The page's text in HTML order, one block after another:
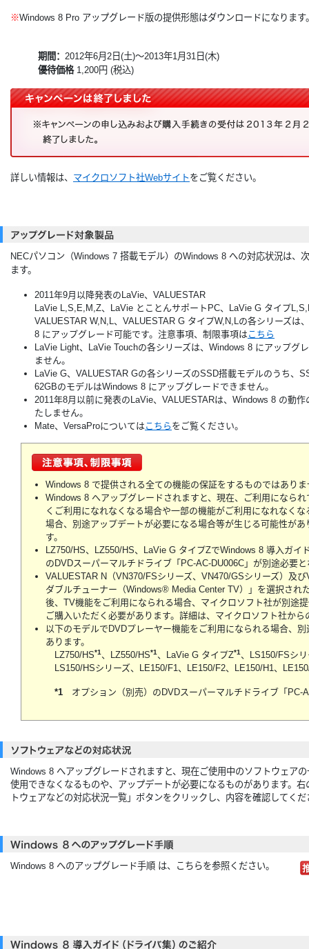
※Windows 8 Pro アップグレード版の提供形態はダウンロードになります
期間： 2012年6月2日(土)～2013年1月31日(木)
優待価格1,200円 (税込)
詳しい情報は、 マイクロソフト社Webサイト をご覧ください。
NECパソコン（Windows 7 搭載モデル）のWindows 8 への対応状況は、
ます。
2011年9月以降発表のLaVie、VALUESTAR
LaVie L,S,E,M,Z、LaVie とことんサポートPC、LaVie G タイプ
VALUESTAR W,N,L、VALUESTAR G タイプW,N,Lの各シリーズは
8 にアップグレード可能です。注意事項、制限事項は こちら
LaVie Light、LaVie Touchの各シリーズは、Windows 8 にアップグ
ません。
LaVie G、VALUESTAR Gの各シリーズのSSD搭載モデルのうち、
62GBのモデルはWindows 8 にアップグレードできません。
2011年8月以前に発表のLaVie、VALUESTARは、Windows 8 の動作
たしません。
Mate、VersaProについては こちら をご覧ください。
Windows 8 で提供される全ての機能の保証をするものではありま
Windows 8 へアップグレードされますと、現在、ご利用になら
くご利用になれなくなる場合や一部の機能がご利用になれなく
場合、別途アップデートが必要になる場合等が生じる可能性が
す。
LZ750/HS、LZ550/HS、LaVie G タイプZでWindows 8 導入ガ
のDVDスーパーマルチドライブ「PC-AC-DU006C」が別途必要
VALUESTAR N（VN370/FSシリーズ、VN470/GSシリーズ）及
ダブルチューナー（Windows® Media Center TV）」を選択され
後、TV機能をご利用になられる場合、マイクロソフト社が別途
ご購入いただく必要があります。詳細は、マイクロソフト社か
以下のモデルでDVDプレーヤー機能をご利用になられる場合、
あります。
LZ750/HS*1 、LZ550/HS*1 、LaVie G タイプZ*1 、LS150/FSシ
LS150/HSシリーズ、LE150/F1、LE150/F2、LE150/H1、
*1 オプション（別売）のDVDスーパーマルチドライブ「PC-
Windows 8 へアップグレードされますと、現在ご使用中のソフトウェア
使用できなくなるものや、アップデートが必要になるものがあります。右
トウェアなどの対応状況一覧」ボタンをクリックし、内容を確認してくだ
Windows 8 へのアップグレード手順 は、こちらを参照ください。